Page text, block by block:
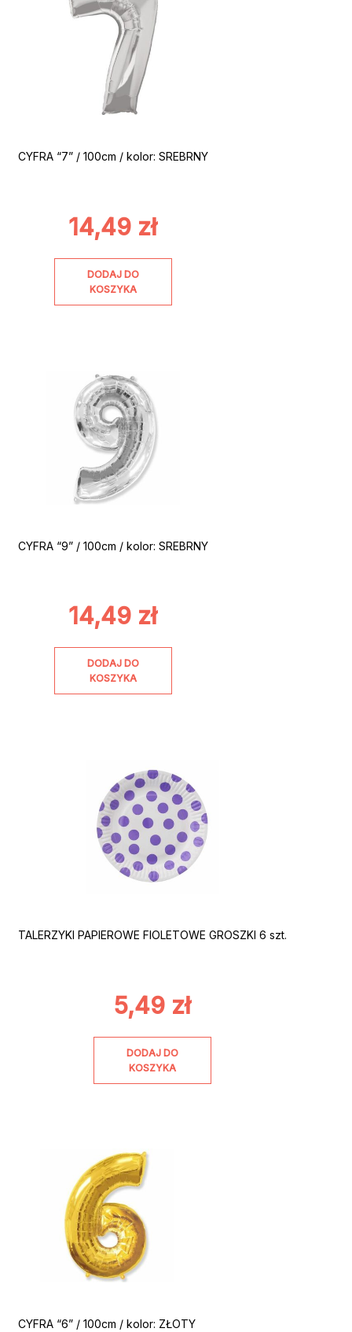
CYFRA “7” / 100cm / kolor: SREBRNY
14,49 zł
DODAJ DO
KOSZYKA
CYFRA “9” / 100cm / kolor: SREBRNY
14,49 zł
DODAJ DO
KOSZYKA
TALERZYKI PAPIEROWE FIOLETOWE GROSZKI 6 szt.
5,49 zł
DODAJ DO
KOSZYKA
CYFRA “6” / 100cm / kolor: ZŁOTY